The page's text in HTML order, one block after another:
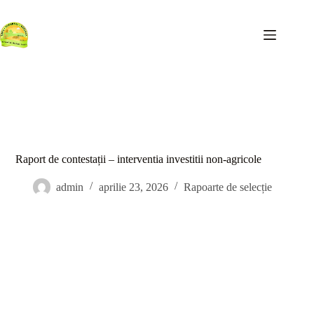
conținut
Raport de contestații – interventia investitii non-agricole
admin aprilie 23, 2026 Rapoarte de selecție